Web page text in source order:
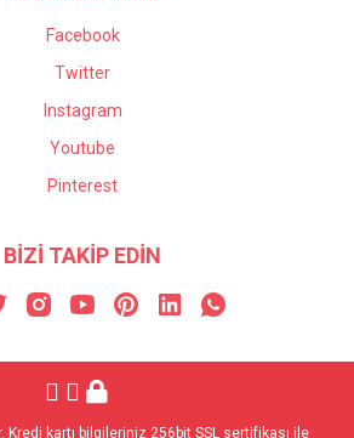
Facebook
Twitter
Instagram
Youtube
Pinterest
BİZİ TAKİP EDİN
Kredi kartı bilgileriniz 256bit SSL sertifikası ile